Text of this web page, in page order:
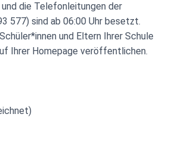
die Telefonleitungen der
577) sind ab 06:00 Uhr besetzt.
und Eltern Ihrer Schule
Ihrer Homepage veröffentlichen.